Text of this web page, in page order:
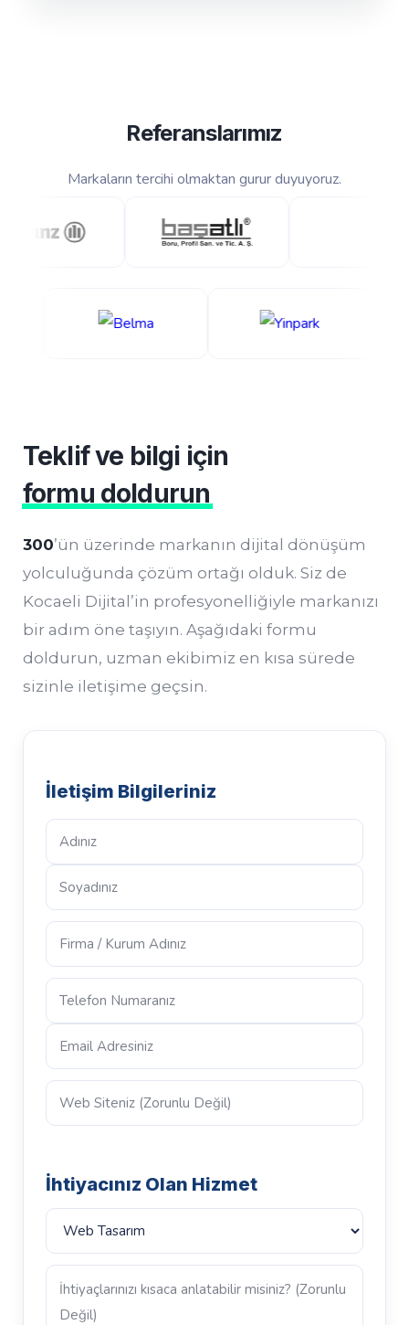
Referanslarımız
Markaların tercihi olmaktan gurur duyuyoruz.
Teklif ve bilgi için
formu doldurun
300’ün üzerinde markanın dijital dönüşüm
yolculuğunda çözüm ortağı olduk. Siz de
Kocaeli Dijital’in profesyonelliğiyle markanızı
bir adım öne taşıyın. Aşağıdaki formu
doldurun, uzman ekibimiz en kısa sürede
sizinle iletişime geçsin.
İletişim Bilgileriniz
İhtiyacınız Olan Hizmet